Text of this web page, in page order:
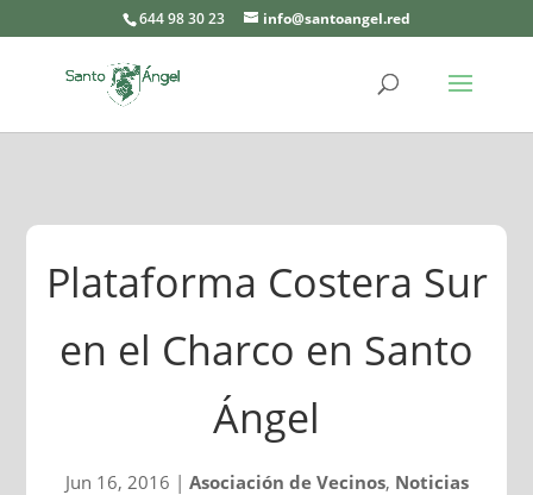
644 98 30 23 info@santoangel.red
Plataforma Costera Sur
en el Charco en Santo
Ángel
Jun 16, 2016 | Asociación de Vecinos, Noticias